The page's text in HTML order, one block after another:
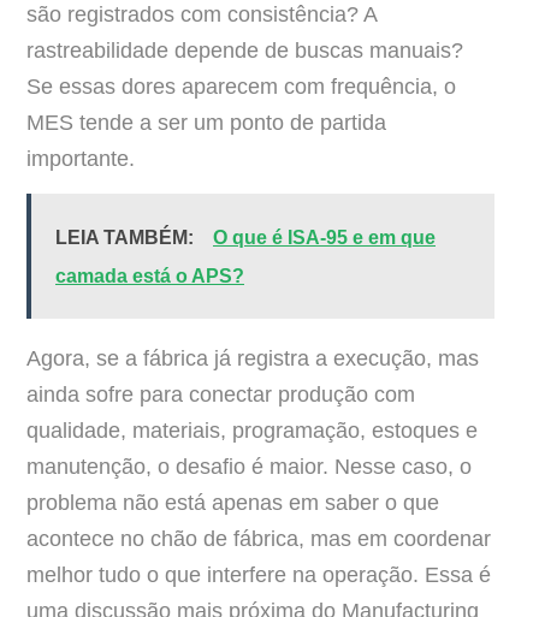
são registrados com consistência? A
rastreabilidade depende de buscas manuais?
Se essas dores aparecem com frequência, o
MES tende a ser um ponto de partida
importante.
LEIA TAMBÉM:
O que é ISA-95 e em que
camada está o APS?
Agora, se a fábrica já registra a execução, mas
ainda sofre para conectar produção com
qualidade, materiais, programação, estoques e
manutenção, o desafio é maior. Nesse caso, o
problema não está apenas em saber o que
acontece no chão de fábrica, mas em coordenar
melhor tudo o que interfere na operação. Essa é
uma discussão mais próxima do Manufacturing